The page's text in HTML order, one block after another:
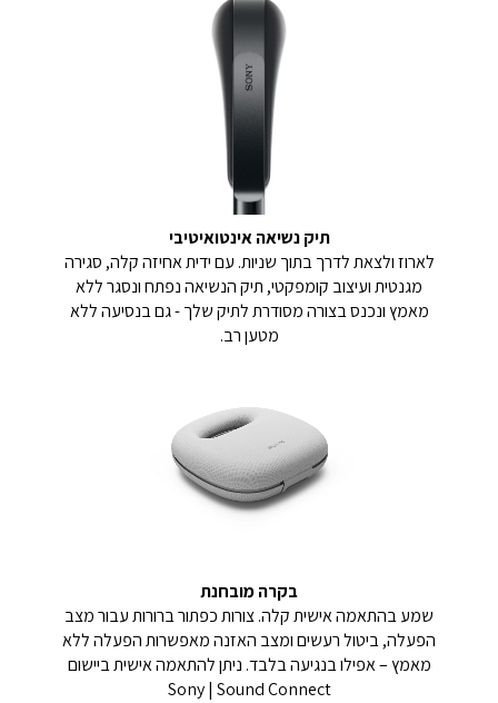
תיק נשיאה אינטואיטיבי
לארוז ולצאת לדרך בתוך שניות. עם ידית אחיזה קלה, סגירה
מגנטית ועיצוב קומפקטי, תיק הנשיאה נפתח ונסגר ללא
מאמץ ונכנס בצורה מסודרת לתיק שלך - גם בנסיעה ללא
מטען רב.
בקרה מובחנת
שמע בהתאמה אישית קלה. צורות כפתור ברורות עבור מצב
הפעלה, ביטול רעשים ומצב האזנה מאפשרות הפעלה ללא
מאמץ – אפילו בנגיעה בלבד. ניתן להתאמה אישית ביישום
Sony | Sound Connect